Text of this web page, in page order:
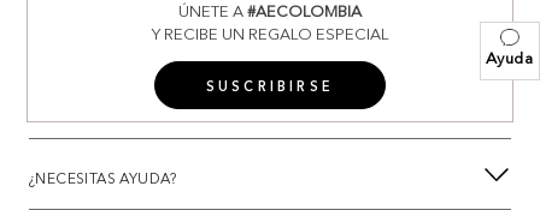
Ayuda
ÚNETE A#AECOLOMBIA
Y RECIBE UN REGALO ESPECIAL
SUSCRIBIRSE
¿NECESITAS AYUDA?